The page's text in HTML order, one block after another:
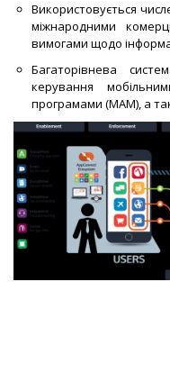
Використовується
міжнародними
вимогами щодо
Багаторівнева
керування
програмами (MAM), а